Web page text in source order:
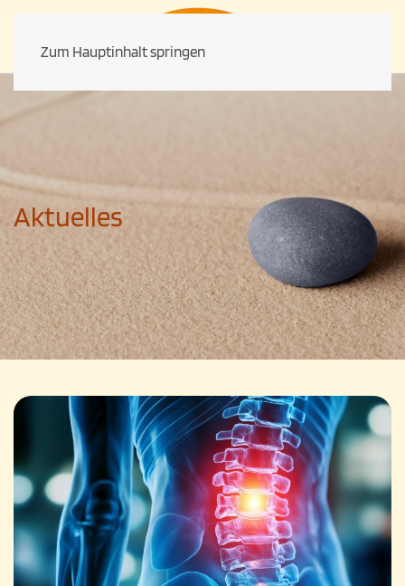
Zum Hauptinhalt springen
Aktuelles